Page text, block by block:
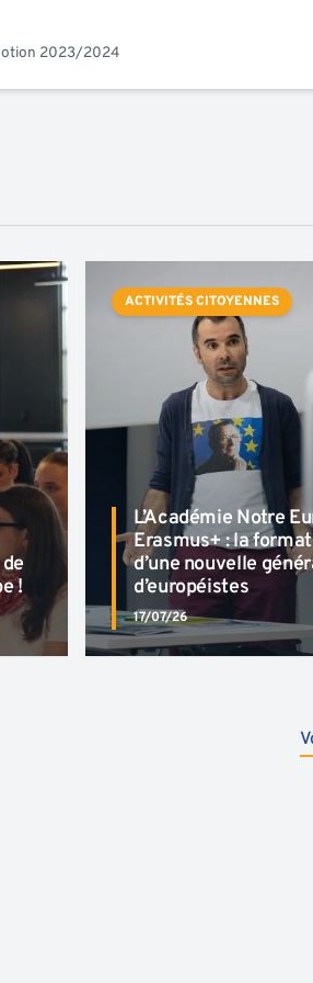
2023/2024
!
ACTIVITÉS CITOYENNES
L’Académie Notre
Erasmus+ : la
d’une nouvelle
d’européistes
17/07/26